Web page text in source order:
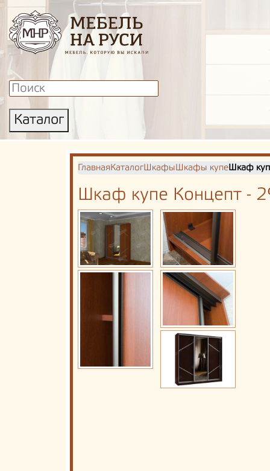
Каталог
ГлавнаяКаталогШкафыШкафы купеШкаф
Шкаф купе Концепт -